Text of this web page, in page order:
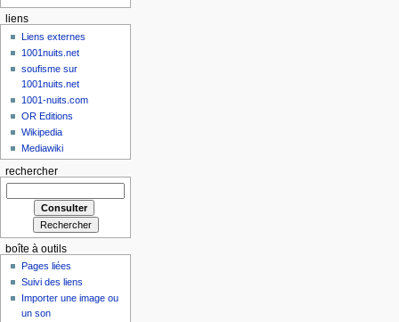
liens
Liens externes
1001nuits.net
soufisme sur
1001nuits.net
1001-nuits.com
OR Editions
Wikipedia
Mediawiki
rechercher
boîte à outils
Pages liées
Suivi des liens
Importer une image ou
un son